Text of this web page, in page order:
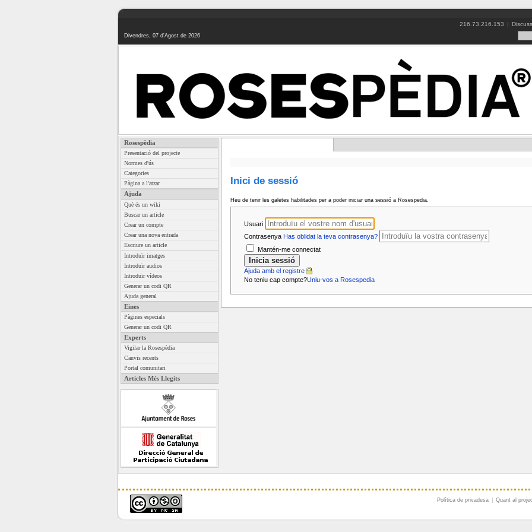
Divendres, 07 d'Agost de 2026
216.73.216.153 |
Rosespèdia
Presentació del projecte
Normes d'ús
Categories
Pàgina a l'atzar
Ajuda
Què és un wiki
Buscar un article
Crear un compte
Crear una nova entrada
Escriure un article
Introduïr imatges
Introduïr audios
Introduïr vídeos
Generar un codi QR
Ajuda general
Eines
Pàgines especials
Generar un codi QR
Experts
Vigilar la Rosespèdia
Canvis recents
Portal comunitari
Articles Més Llegits
Inici de sessió
Heu de tenir les galetes habilitades per a poder iniciar una sessió a Rosespedia.
Usuari
Contrasenya Has oblidat la teva contrasenya?
Mantén-me connectat
Ajuda amb el registre
No teniu cap compte?Uniu-vos a Rosespedia
Política de privadesa Quant al